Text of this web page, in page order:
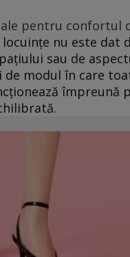
pentru confortul
nu este dat
sau de
modul în care
împreună